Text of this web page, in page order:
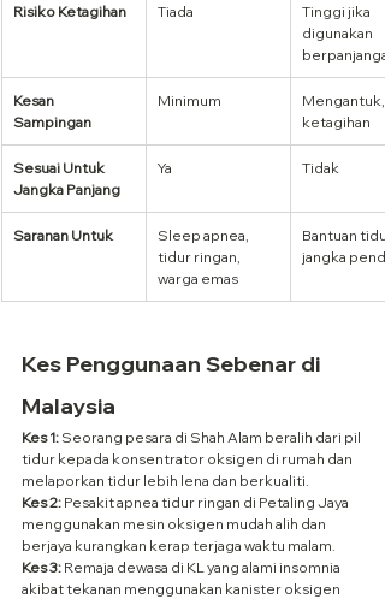
Risiko Ketagihan Tiada
Tinggi jika
digunakan
Kesan
Sampingan
Minimum
Mengantuk,
ketagihan
Sesuai Untuk
Jangka Panjang
Ya Tidak
Saranan Untuk
Sleep apnea,
tidur ringan,
warga emas
Bantuan
jangka
Kes Penggunaan Sebenar di
Malaysia
Kes 1: Seorang pesara di Shah Alam beralih dari pil
tidur kepada konsentrator oksigen di rumah dan
melaporkan tidur lebih lena dan berkualiti.
Kes 2: Pesakit apnea tidur ringan di Petaling Jaya
menggunakan mesin oksigen mudah alih dan
berjaya kurangkan kerap terjaga waktu malam.
Kes 3: Remaja dewasa di KL yang alami insomnia
akibat tekanan menggunakan kanister oksigen